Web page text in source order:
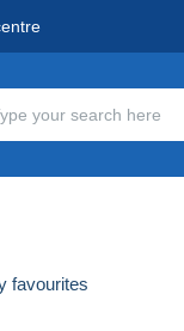
favourites